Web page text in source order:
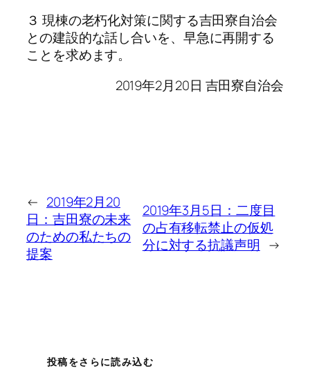
３ 現棟の老朽化対策に関する吉田寮自治会
との建設的な話し合いを、早急に再開する
ことを求めます。
2019年2月20日 吉田寮自治会
← 2019年2月20
日：吉田寮の未来
のための私たちの
提案
2019年3月5日：二度目
の占有移転禁止の仮処
分に対する抗議声明 →
投稿をさらに読み込む